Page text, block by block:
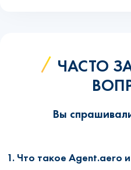
ЧАСТО
Вы
1. Что такое Agent.aero